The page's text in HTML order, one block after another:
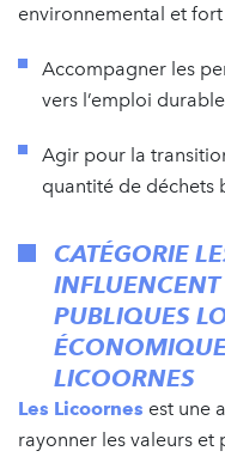
environnemental et
Accompagner les
vers l’emploi
Agir pour la
quantité de déchets
CATÉGORIE
PUBLIQUES
LICOORNES
Les Licoornes est une
rayonner les valeurs